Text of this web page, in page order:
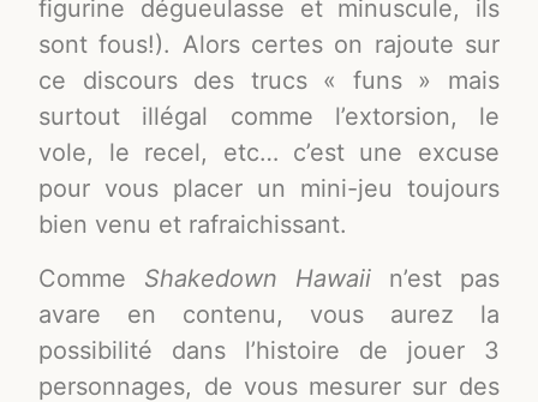
figurine dégueulasse et minuscule, ils
sont fous!). Alors certes on rajoute sur
ce discours des trucs « funs » mais
surtout illégal comme l’extorsion, le
vole, le recel, etc… c’est une excuse
pour vous placer un mini-jeu toujours
bien venu et rafraichissant.
Comme Shakedown Hawaii n’est pas
avare en contenu, vous aurez la
possibilité dans l’histoire de jouer 3
personnages, de vous mesurer sur des